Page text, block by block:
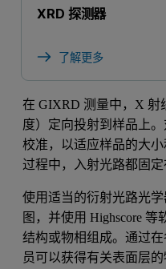
XRD 探测器
了解更多
在 GIXRD 测量中，X 射
度）定向投射到样品上
校准，以适应样品的大
过程中，入射光路都固
使用适当的衍射光路光
图，并使用 Highscore
结构或物相组成。通过
员可以获得有关表面层